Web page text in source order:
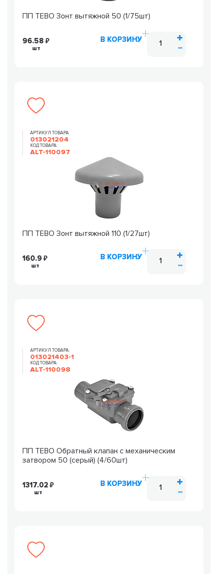
ПП TEBO Зонт вытяжной 50 (1/75шт)
96.58
шт
В КОРЗИНУ
АРТИКУЛ ТОВАРА:
013021204
КОД ТОВАРА:
ALT-110097
ПП TEBO Зонт вытяжной 110 (1/27шт)
160.9
шт
В КОРЗИНУ
АРТИКУЛ ТОВАРА:
013021403-1
КОД ТОВАРА:
ALT-110098
ПП TEBO Обратный клапан с механическим
затвором 50 (серый) (4/60шт)
1317.02
шт
В КОРЗИНУ